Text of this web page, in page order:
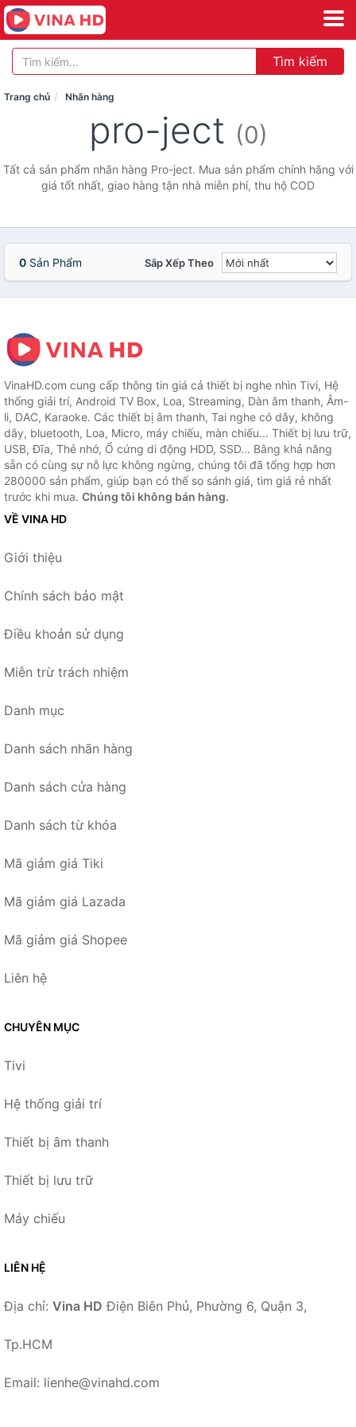
Tìm kiếm
Trang chủ Nhãn hàng
pro-ject (0)
Tất cả sản phẩm nhãn hàng Pro-ject. Mua sản phẩm chính hãng với
giá tốt nhất, giao hàng tận nhà miễn phí, thu hộ COD
0 Sản Phẩm Sắp Xếp Theo
VinaHD.com cung cấp thông tin giá cả thiết bị nghe nhìn Tivi, Hệ
thống giải trí, Android TV Box, Loa, Streaming, Dàn âm thanh, Âm-
li, DAC, Karaoke. Các thiết bị âm thanh, Tai nghe có dây, không
dây, bluetooth, Loa, Micro, máy chiếu, màn chiếu... Thiết bị lưu trữ,
USB, Đĩa, Thẻ nhớ, Ổ cứng di động HDD, SSD... Bằng khả năng
sẵn có cùng sự nỗ lực không ngừng, chúng tôi đã tổng hợp hơn
280000 sản phẩm, giúp bạn có thể so sánh giá, tìm giá rẻ nhất
trước khi mua. Chúng tôi không bán hàng.
VỀ VINA HD
Giới thiệu
Chính sách bảo mật
Điều khoản sử dụng
Miễn trừ trách nhiệm
Danh mục
Danh sách nhãn hàng
Danh sách cửa hàng
Danh sách từ khóa
Mã giảm giá Tiki
Mã giảm giá Lazada
Mã giảm giá Shopee
Liên hệ
CHUYÊN MỤC
Tivi
Hệ thống giải trí
Thiết bị âm thanh
Thiết bị lưu trữ
Máy chiếu
LIÊN HỆ
Địa chỉ: Vina HD Điện Biên Phủ, Phường 6, Quận 3,
Tp.HCM
Email: lienhe@vinahd.com